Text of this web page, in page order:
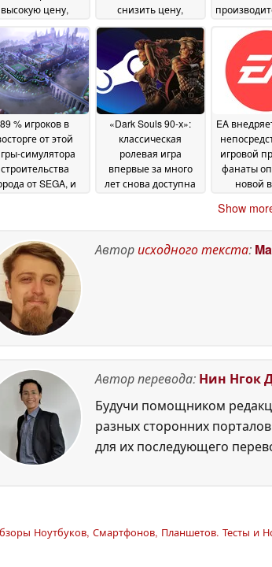
высокую цену,
Valve не
принимаются
24 June 2026
снизить цену,
характеристики
ограничивают
производительность
23 June 2026
Valve
23
89 % игроков в
от этой
симулятора
строительства
от SEGA, и
2026
«Dark Souls 90-х»:
классическая
ролевая игра
впервые за много
лет снова доступна
EA
игровой
фанаты
новой
Show
Авторисходного текста:
Автор перевода: Нин Нгок
Будучи помощником
разных сторонних
для их последующего
Ноутбуков, Смартфонов, Планшетов. Тесты и